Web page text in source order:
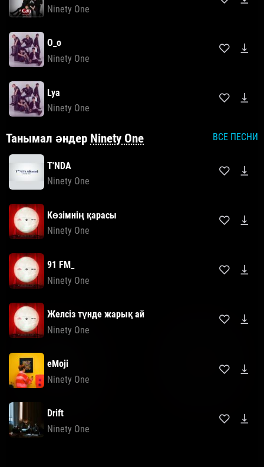
Ninety One
O_o
Ninety One
Lya
Ninety One
Танымал әндер Ninety One ВСЕ ПЕСНИ
T'NDA
Ninety One
Көзімнің қарасы
Ninety One
91 FM_
Ninety One
Желсіз түнде жарық ай
Ninety One
eMoji
Ninety One
Drift
Ninety One